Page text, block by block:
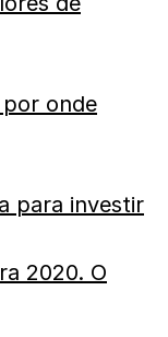
onde
para investir
2020. O